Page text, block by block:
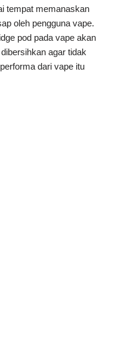
tempat memanaskan
oleh pengguna vape.
pod pada vape akan
agar tidak
dari vape itu